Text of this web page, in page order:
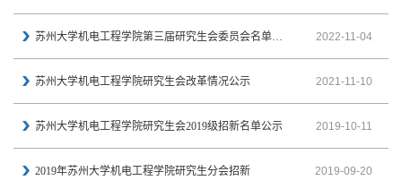
苏州大学机电工程学院第三届研究生会委员会名单公示 2022-11-04
苏州大学机电工程学院研究生会改革情况公示 2021-11-10
苏州大学机电工程学院研究生会2019级招新名单公示 2019-10-11
2019年苏州大学机电工程学院研究生分会招新 2019-09-20